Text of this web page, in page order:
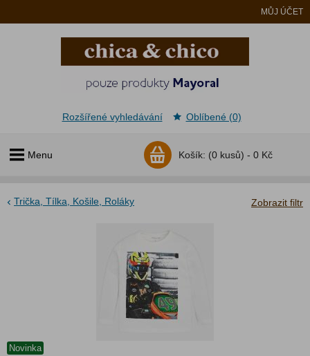
MŮJ ÚČET
Menu Košík: (0 kusů) - 0 Kč
Rozšířené vyhledávání Oblíbené (0)
Zobrazit filtr
Trička, Tílka, Košile, Roláky
Novinka